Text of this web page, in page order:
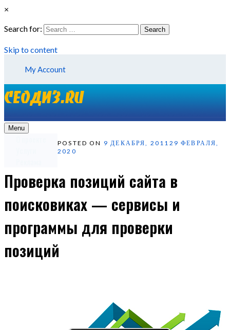
×
Search for:
Search
Skip to content
My Account
Menu
POSTED ON 9 ДЕКАБРЯ, 2011 29 ФЕВРАЛЯ,
2020
Проверка позиций сайта в
поисковиках — сервисы и
программы для проверки
позиций